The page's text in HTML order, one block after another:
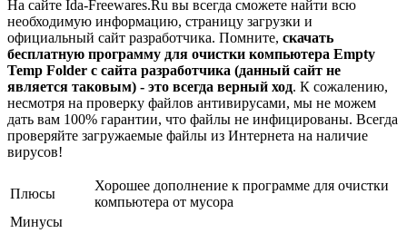
На сайте Ida-Freewares.Ru вы всегда сможете найти всю
необходимую информацию, страницу загрузки и
официальный сайт разработчика. Помните, скачать
бесплатную программу для очистки компьютера Empty
Temp Folder с сайта разработчика (данный сайт не
является таковым) - это всегда верный ход. К сожалению,
несмотря на проверку файлов антивирусами, мы не можем
дать вам 100% гарантии, что файлы не инфицированы. Всегда
проверяйте загружаемые файлы из Интернета на наличие
вирусов!
Плюсы
Хорошее дополнение к программе для очистки
компьютера от мусора
Минусы